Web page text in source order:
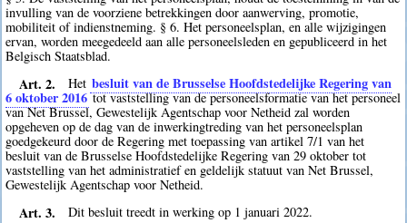
invulling van de voorziene betrekkingen door aanwerving, promotie,
mobiliteit of indienstneming. § 6. Het personeelsplan, en alle wijzigingen
ervan, worden meegedeeld aan alle personeelsleden en gepubliceerd in het
Belgisch Staatsblad.
Art. 2. Het besluit van de Brusselse Hoofdstedelijke Regering van
6 oktober 2016tot vaststelling van de personeelsformatie van het personeel
van Net Brussel, Gewestelijk Agentschap voor Netheid zal worden
opgeheven op de dag van de inwerkingtreding van het personeelsplan
goedgekeurd door de Regering met toepassing van artikel 7/1 van het
besluit van de Brusselse Hoofdstedelijke Regering van 29 oktober tot
vaststelling van het administratief en geldelijk statuut van Net Brussel,
Gewestelijk Agentschap voor Netheid.
Art. 3. Dit besluit treedt in werking op 1 januari 2022.